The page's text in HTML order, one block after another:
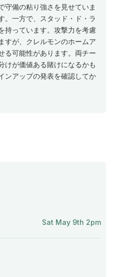
守備の粘り強さを見せていま
。一方で、スタッド・ド・ラ
持っています。攻撃力を考慮
すが、クレルモンのホームア
る可能性があります。両チー
けが価値ある賭けになるかも
ンアップの発表を確認してか
Sat May 9th 2pm